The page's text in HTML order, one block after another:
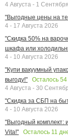
4 Августа - 1
"Выгодные цены на
4 - 17 Августа 2026
"Скидка 50% на
шкафа или
4 - 10 Августа 2026
"Купи вакуумный
выгоду!"
Осталось 54
4 Августа - 30
"Скидка за СБП на
4 - 10 Августа 2026
"Выгодный комплект:
Vita!"
Осталось 11